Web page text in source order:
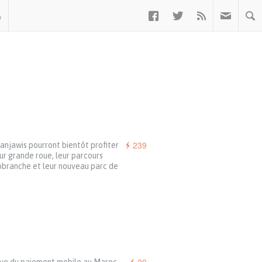
  
239
pourront bientôt profiter
grande roue, leur parcours
et leur nouveau parc de